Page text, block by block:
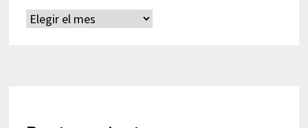
Archivos